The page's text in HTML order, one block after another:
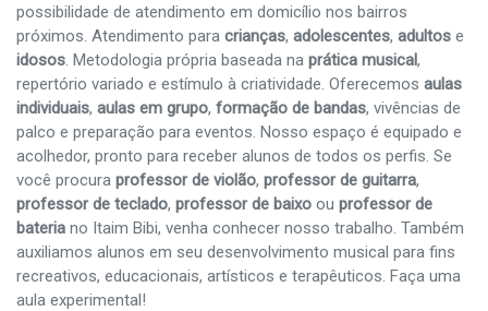
possibilidade de atendimento em domicílio nos bairros
próximos. Atendimento para crianças, adolescentes, adultos e
idosos . Metodologia própria baseada na prática musical,
repertório variado e estímulo à criatividade. Oferecemos aulas
individuais, aulas em grupo, formação de bandas, vivências de
palco e preparação para eventos. Nosso espaço é equipado e
acolhedor, pronto para receber alunos de todos os perfis. Se
você procura professor de violão, professor de guitarra,
professor de teclado, professor de baixo ou professor de
bateria no Itaim Bibi, venha conhecer nosso trabalho. Também
auxiliamos alunos em seu desenvolvimento musical para fins
recreativos, educacionais, artísticos e terapêuticos. Faça uma
aula experimental!